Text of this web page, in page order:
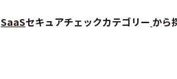
SaaSセキュアチェックカテゴリー から